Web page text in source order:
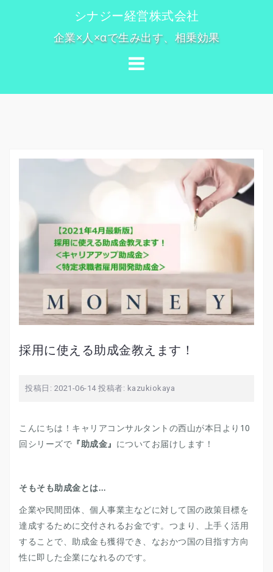
シナジー経営株式会社
企業×人×αで生み出す、相乗効果
採用に使える助成金教えます！
投稿日: 2021-06-14投稿者: kazukiokaya
こんにちは！キャリアコンサルタントの西山が本日より10
回シリーズで 『助成金』 についてお届けします！
そもそも助成金とは…
企業や民間団体、個人事業主などに対して国の政策目標を
達成するために交付されるお金です。つまり、上手く活用
することで、助成金も獲得でき、なおかつ国の目指す方向
性に即した企業になれるのです。